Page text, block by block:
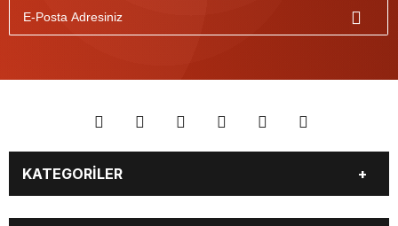
KATEGORİLER
YAŞAM SİYASET